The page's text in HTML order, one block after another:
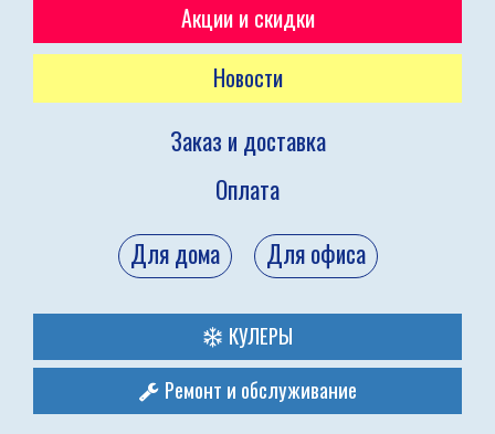
Акции и скидки
Новости
Заказ и доставка
Оплата
Для дома
Для офиса
КУЛЕРЫ
Ремонт и обслуживание